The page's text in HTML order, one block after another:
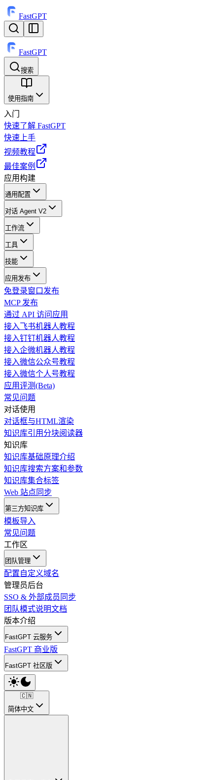
FastGPT
FastGPT
搜索
⌘K
使用指南
入门
快速了解 FastGPT
快速上手
视频教程
最佳案例
应用构建
通用配置
对话 Agent V2
工作流
工具
技能
应用发布
免登录窗口发布
MCP 发布
通过 API 访问应用
接入飞书机器人教程
接入钉钉机器人教程
接入企微机器人教程
接入微信公众号教程
接入微信个人号教程
应用评测(Beta)
常见问题
对话使用
对话框与HTML渲染
知识库引用分块阅读器
知识库
知识库基础原理介绍
知识库搜索方案和参数
知识库集合标签
Web 站点同步
第三方知识库
模板导入
常见问题
工作区
团队管理
配置自定义域名
管理员后台
SSO & 外部成员同步
团队模式说明文档
版本介绍
FastGPT 云服务
FastGPT 商业版
FastGPT 社区版
🇨🇳
简体中文